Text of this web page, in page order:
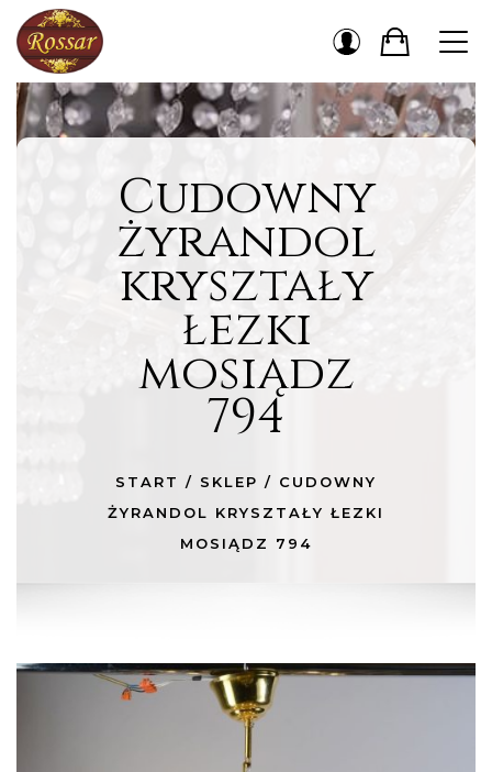
Cudowny
żyrandol
kryształy
łezki
mosiądz
794
START / SKLEP / CUDOWNY
ŻYRANDOL KRYSZTAŁY ŁEZKI
MOSIĄDZ 794